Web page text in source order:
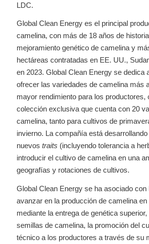
LDC.
Global Clean Energy es el principal
camelina, con más de 18 años de
mejoramiento genético de camelina y
hectáreas contratadas en EE. UU.,
en 2023. Global Clean Energy se dedica
ofrecer las variedades de camelina más
mayor rendimiento para los productores,
colección exclusiva que cuenta con 20
camelina, tanto para cultivos de
invierno. La compañía está
nuevos traits (incluyendo tolerancia a
introducir el cultivo de camelina en una
geografías y rotaciones de cultivos.
Global Clean Energy se ha asociado con
avanzar en la producción de camelina
mediante la entrega de genética
semillas de camelina, la promoción del
técnico a los productores a través de su